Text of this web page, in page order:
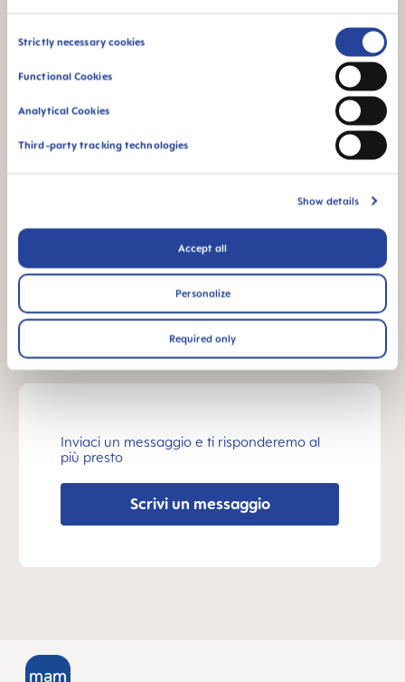
Consent
Strictly necessary cookies
Functional Cookies
Analytical Cookies
Third-party tracking technologies
Show details
Accept all
Personalize
Required only
BPA & BPS FREE
sono realizzati con
e BPS.
Per bambini da 0
Perché senza BPA e BPS?
ALTRE DOMANDE?
Inviaci un messaggio e ti risponderemo al
più presto
Scrivi un messaggio